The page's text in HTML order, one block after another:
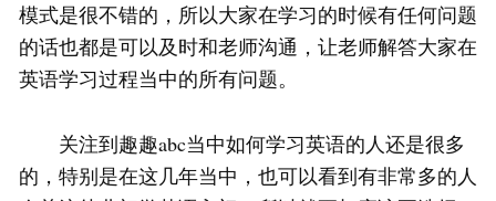
模式是很不错的，所以大家在学习的时候有任何问题
的话也都是可以及时和老师沟通，让老师解答大家在
英语学习过程当中的所有问题。
关注到趣趣abc当中如何学习英语的人还是很多
的，特别是在这几年当中，也可以看到有非常多的人